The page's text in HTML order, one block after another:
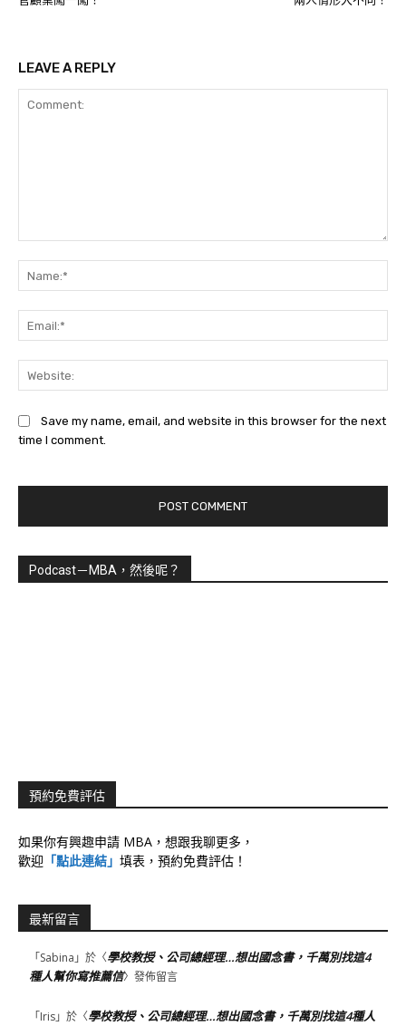
LEAVE A REPLY
Save my name, email, and website in this browser for the next
time I comment.
Podcast－MBA，然後呢？
預約免費評估
如果你有興趣申請 MBA，想跟我聊更多，
歡迎 「點此連結」 填表，預約免費評估！
最新留言
「Sabina 」於〈學校教授、公司總經理…想出國念書，千萬別找這4
種人幫你寫推薦信〉發佈留言
「Iris」於〈學校教授、公司總經理…想出國念書，千萬別找這4種人